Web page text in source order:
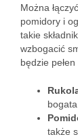
Można
pomidory i
takie
wzbogacić
będzie
także